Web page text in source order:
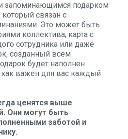
запоминающимся подарком
связан с
Это может быть
коллектива, карта с
сотрудника или даже
созданный всем
будет наполнен
важен для вас каждый
ценятся выше
Они могут быть
заботой и